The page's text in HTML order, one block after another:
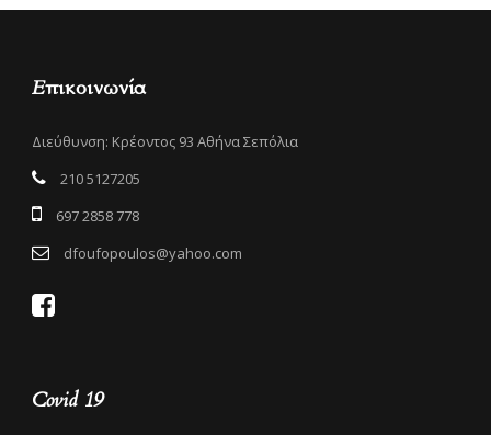
Επικοινωνία
Διεύθυνση: Κρέοντος 93 Αθήνα Σεπόλια
210 5127205
697 2858 778
dfoufopoulos@yahoo.com
Covid 19